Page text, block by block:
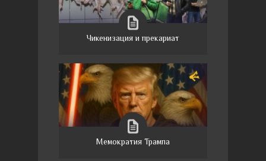
Чикенизация и прекариат
Мемократия Трампа